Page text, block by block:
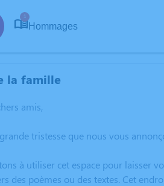
1
Hommages
la famille
amis,
tristesse que nous vous
à utiliser cet espace pour laisser
des poèmes ou des textes. Cet